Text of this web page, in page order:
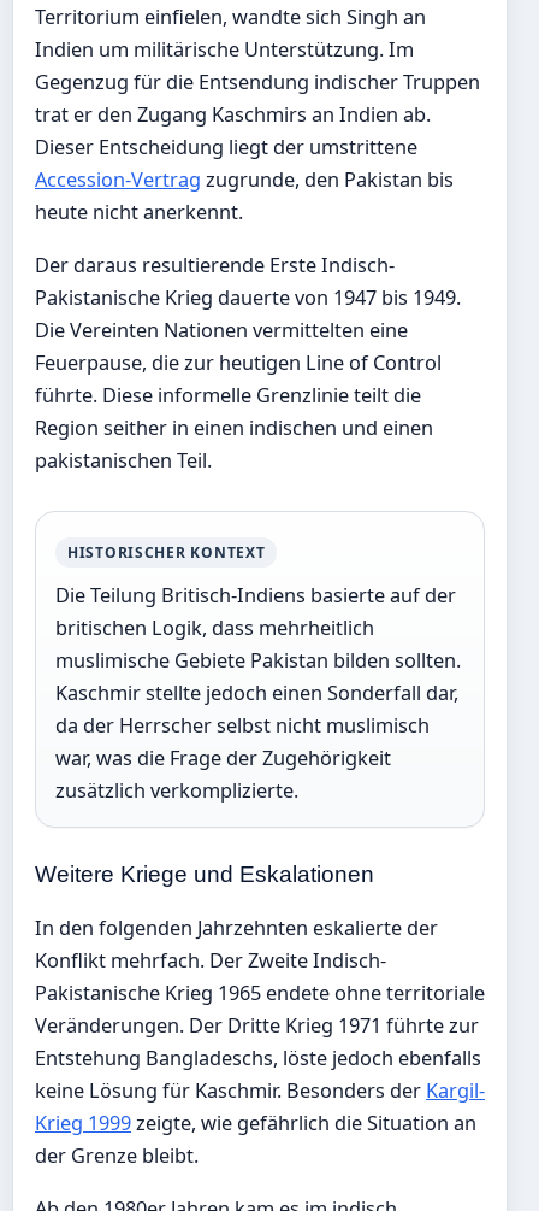
Territorium einfielen, wandte sich Singh an
Indien um militärische Unterstützung. Im
Gegenzug für die Entsendung indischer Truppen
trat er den Zugang Kaschmirs an Indien ab.
Dieser Entscheidung liegt der umstrittene
Accession-Vertrag zugrunde, den Pakistan bis
heute nicht anerkennt.
Der daraus resultierende Erste Indisch-
Pakistanische Krieg dauerte von 1947 bis 1949.
Die Vereinten Nationen vermittelten eine
Feuerpause, die zur heutigen Line of Control
führte. Diese informelle Grenzlinie teilt die
Region seither in einen indischen und einen
pakistanischen Teil.
HISTORISCHER KONTEXT
Die Teilung Britisch-Indiens basierte auf der
britischen Logik, dass mehrheitlich
muslimische Gebiete Pakistan bilden sollten.
Kaschmir stellte jedoch einen Sonderfall dar,
da der Herrscher selbst nicht muslimisch
war, was die Frage der Zugehörigkeit
zusätzlich verkomplizierte.
Weitere Kriege und Eskalationen
In den folgenden Jahrzehnten eskalierte der
Konflikt mehrfach. Der Zweite Indisch-
Pakistanische Krieg 1965 endete ohne territoriale
Veränderungen. Der Dritte Krieg 1971 führte zur
Entstehung Bangladeschs, löste jedoch ebenfalls
keine Lösung für Kaschmir. Besonders der Kargil-
Krieg 1999zeigte, wie gefährlich die Situation an
der Grenze bleibt.